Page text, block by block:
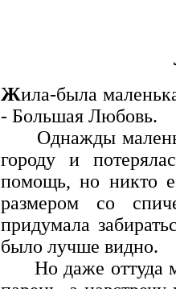
Жила-была
- Большая Любовь.
Однажды
городу и
помощь, но никто
размером со
придумала
было лучше видно.
Но даже оттуда